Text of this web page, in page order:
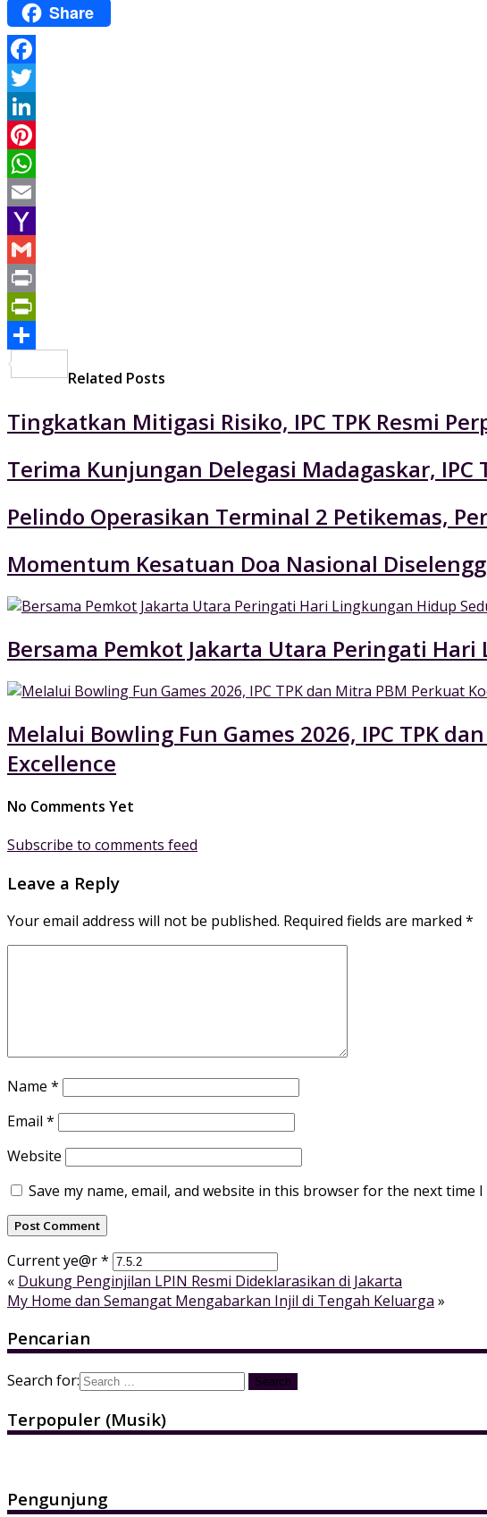
Share
Facebook
Twitter
LinkedIn
Pinterest
WhatsApp
Email
Yahoo
Mail
Gmail
Print
PrintFriendly
Related Posts
Tingkatkan Mitigasi Risiko, IPC TPK Resmi
Terima Kunjungan Delegasi Madagaskar,
Pelindo Operasikan Terminal 2 Petikemas,
Momentum Kesatuan Doa Nasional
Bersama Pemkot Jakarta Utara Peringati
Melalui Bowling Fun Games 2026, IPC TPK
Excellence
No Comments Yet
Subscribe to comments feed
Leave a Reply
Your email address will not be published. Required fields are marked *
Name *
Email *
Website
Save my name, email, and website in this browser for the next time I
Current ye@r*
« Dukung Penginjilan LPIN Resmi Dideklarasikan di Jakarta
My Home dan Semangat Mengabarkan Injil di Tengah Keluarga »
Pencarian
Search for:
Terpopuler (Musik)
Pengunjung